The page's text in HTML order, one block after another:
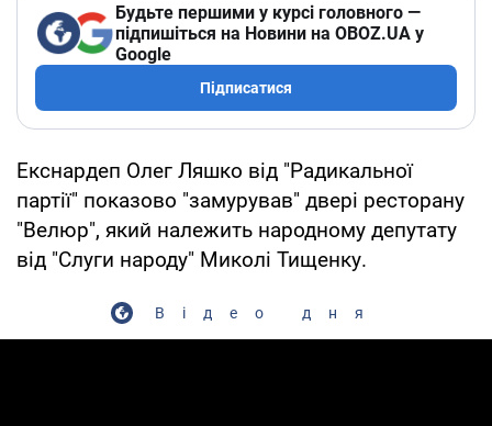
Будьте першими у курсі головного —
підпишіться на Новини на OBOZ.UA у
Google
Підписатися
Екснардеп Олег Ляшко від "Радикальної
партії" показово "замурував" двері ресторану
"Велюр", який належить народному депутату
від "Слуги народу" Миколі Тищенку.
Відео дня